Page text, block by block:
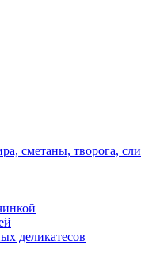
сметаны, творога,
деликатесов